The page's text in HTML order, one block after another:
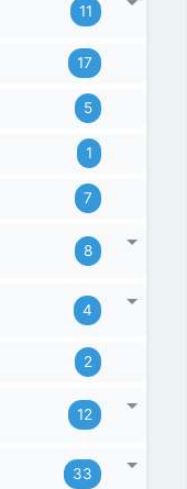
11
17
5
1
7
8
4
2
12
33